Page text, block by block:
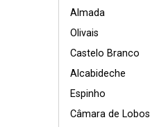
Almada
Olivais
Castelo Branco
Alcabideche
Espinho
Câmara de Lobos